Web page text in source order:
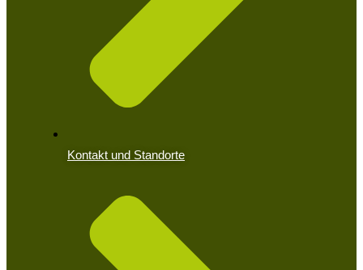
Kontakt und Standorte